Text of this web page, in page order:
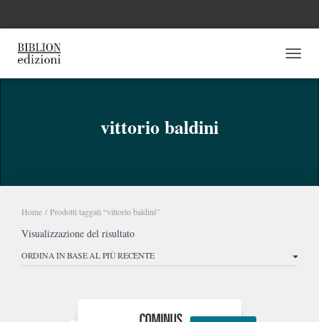
vittorio baldini
Home / Prodotti taggati “vittorio baldini”
Visualizzazione del risultato